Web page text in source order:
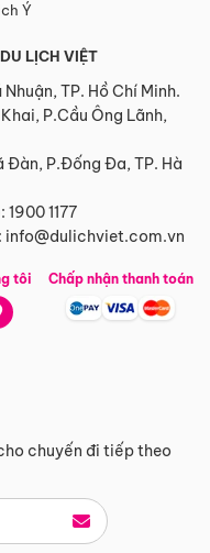
Ý
LỊCH VIỆT
TP. Hồ Chí Minh.
P.Cầu Ông Lãnh,
Đàn, P.Đống Đa, TP. Hà
: 1900 1177
: info@dulichviet.com.vn
chuyến đi tiếp theo
tôi Chấp nhận thanh toán